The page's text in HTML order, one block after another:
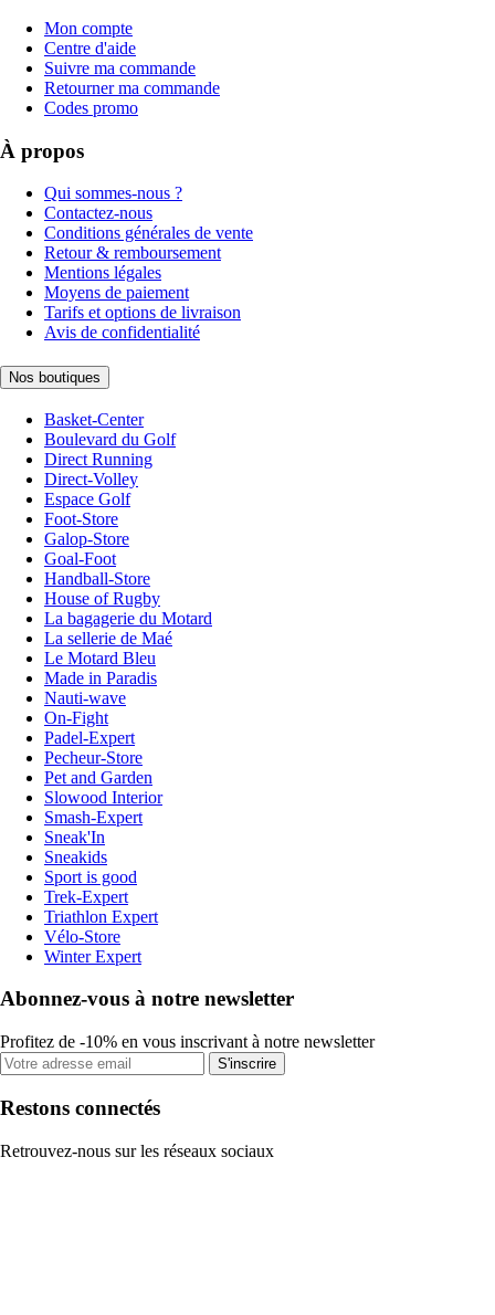
Mon compte
Centre d'aide
Suivre ma commande
Retourner ma commande
Codes promo
À propos
Qui sommes-nous ?
Contactez-nous
Conditions générales de vente
Retour & remboursement
Mentions légales
Moyens de paiement
Tarifs et options de livraison
Avis de confidentialité
Nos boutiques
Basket-Center
Boulevard du Golf
Direct Running
Direct-Volley
Espace Golf
Foot-Store
Galop-Store
Goal-Foot
Handball-Store
House of Rugby
La bagagerie du Motard
La sellerie de Maé
Le Motard Bleu
Made in Paradis
Nauti-wave
On-Fight
Padel-Expert
Pecheur-Store
Pet and Garden
Slowood Interior
Smash-Expert
Sneak'In
Sneakids
Sport is good
Trek-Expert
Triathlon Expert
Vélo-Store
Winter Expert
Abonnez-vous à notre newsletter
Profitez de -10% en vous inscrivant à notre newsletter
S'inscrire
Restons connectés
Retrouvez-nous sur les réseaux sociaux